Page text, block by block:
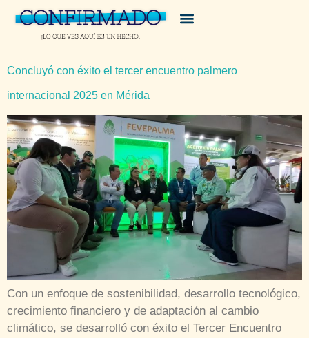
Concluyó con éxito el tercer encuentro palmero
internacional 2025 en Mérida
Con un enfoque de sostenibilidad, desarrollo tecnológico,
crecimiento financiero y de adaptación al cambio
climático, se desarrolló con éxito el Tercer Encuentro